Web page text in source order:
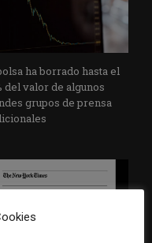
ha borrado hasta el
del valor de algunos
grupos de prensa